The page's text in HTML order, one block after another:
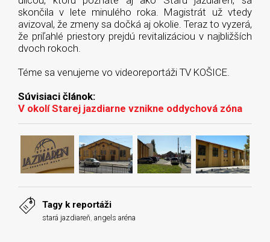
skončila v lete minulého roka. Magistrát už vtedy
avizoval, že zmeny sa dočká aj okolie. Teraz to vyzerá,
že priľahlé priestory prejdú revitalizáciou v najbližších
dvoch rokoch.
Téme sa venujeme vo videoreportáži TV KOŠICE.
Súvisiaci článok:
V okolí Starej jazdiarne vznikne oddychová zóna
Tagy k reportáži
stará jazdiareň angels aréna